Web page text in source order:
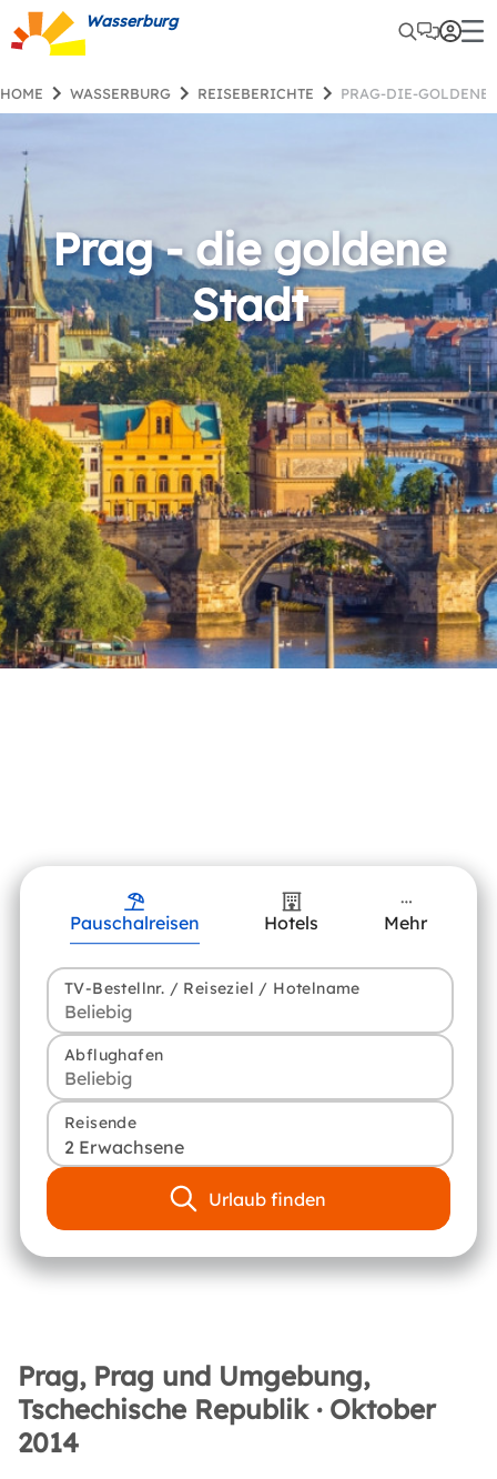
Wasserburg
HOME WASSERBURG REISEBERICHTE PRAG-DIE-
Prag - die goldene
Stadt
Pauschalreisen Hotels Mehr
TV-Bestellnr. / Reiseziel / Hotelname
Abflughafen
Reisende
2 Erwachsene
Urlaub finden
Prag, Prag und Umgebung,
Tschechische Republik · Oktober
2014